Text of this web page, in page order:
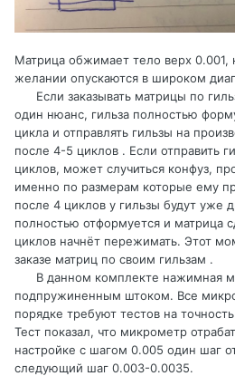
Матрица обжимает тело верх 0.001,
желании опускаются в широком
Если заказывать матрицы по
один нюанс, гильза полностью
цикла и отправлять гильзы на
после 4-5 циклов . Если отправить
циклов, может случиться конфуз,
именно по размерам которые ему
после 4 циклов у гильзы будут уже
полностью отформуется и матрица
циклов начнёт пережимать. Этот
заказе матриц по своим гильзам .
В данном комплекте нажимная
подпружиненным штоком. Все
порядке требуют тестов на
Тест показал, что микрометр
настройке с шагом 0.005 один шаг
следующий шаг 0.003-0.0035.